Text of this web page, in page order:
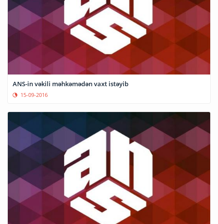
ANS-in vəkili məhkəmədən vaxt istəyib
15-09-2016